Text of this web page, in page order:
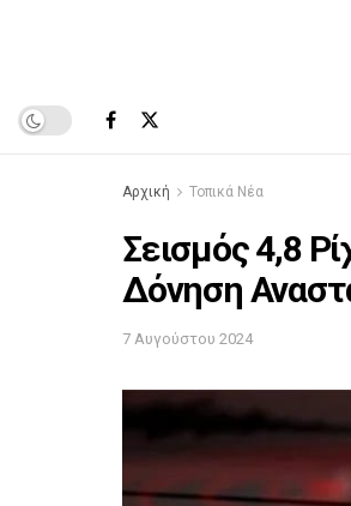
Αρχική Τοπικά Νέα
Σεισμός 4,8
Δόνηση
7 Αυγούστου 2024